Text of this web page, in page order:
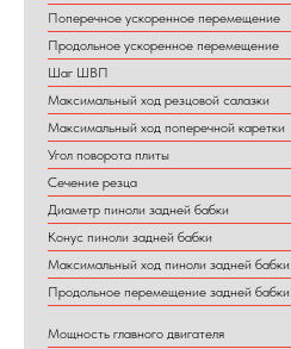
Поперечное ускоренное перемещение
Продольное ускоренное перемещение
Шаг ШВП
Максимальный ход резцовой салазки
Максимальный ход поперечной каретки
Угол поворота плиты
Сечение резца
Диаметр пиноли задней бабки
Конус пиноли задней бабки
Максимальный ход пиноли задней бабки
Продольное перемещение задней бабки
Мощность главного двигателя